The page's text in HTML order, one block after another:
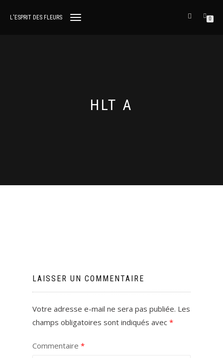
L'ESPRIT DES FLEURS
DÉPLIER
0
HLT A
LAISSER UN COMMENTAIRE
Votre adresse e-mail ne sera pas publiée. Les
champs obligatoires sont indiqués avec *
Commentaire *